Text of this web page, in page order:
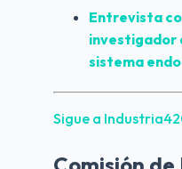
Entrevista
investigador
sistema
Sigue a